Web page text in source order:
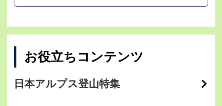
お役立ちコンテンツ
日本アルプス登山特集